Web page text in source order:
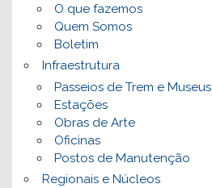
O que fazemos
Quem Somos
Boletim
Infraestrutura
Passeios de Trem e Museus
Estações
Obras de Arte
Oficinas
Postos de Manutenção
Regionais e Núcleos